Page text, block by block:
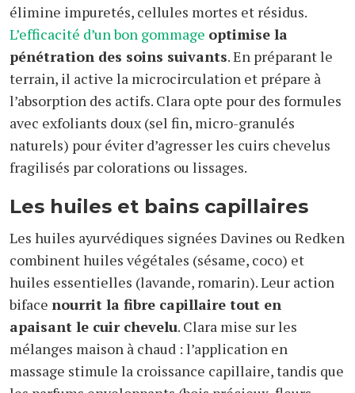
élimine impuretés, cellules mortes et résidus.
L’efficacité d’un bon gommage optimise la
pénétration des soins suivants. En préparant le
terrain, il active la microcirculation et prépare à
l’absorption des actifs. Clara opte pour des formules
avec exfoliants doux (sel fin, micro-granulés
naturels) pour éviter d’agresser les cuirs chevelus
fragilisés par colorations ou lissages.
Les huiles et bains capillaires
Les huiles ayurvédiques signées Davines ou Redken
combinent huiles végétales (sésame, coco) et
huiles essentielles (lavande, romarin). Leur action
biface nourrit la fibre capillaire tout en
apaisant le cuir chevelu. Clara mise sur les
mélanges maison à chaud : l’application en
massage stimule la croissance capillaire, tandis que